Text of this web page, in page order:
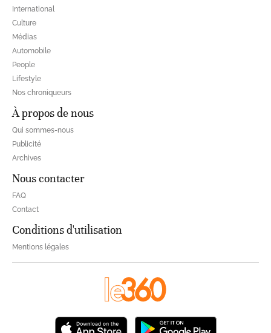
International
Culture
Médias
Automobile
People
Lifestyle
Nos chroniqueurs
À propos de nous
Qui sommes-nous
Publicité
Archives
Nous contacter
FAQ
Contact
Conditions d'utilisation
Mentions légales